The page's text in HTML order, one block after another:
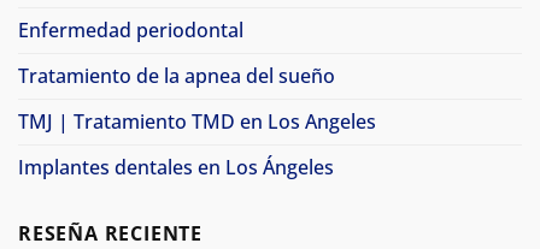
Enfermedad periodontal
Tratamiento de la apnea del sueño
TMJ | Tratamiento TMD en Los Angeles
Implantes dentales en Los Ángeles
RESEÑA RECIENTE